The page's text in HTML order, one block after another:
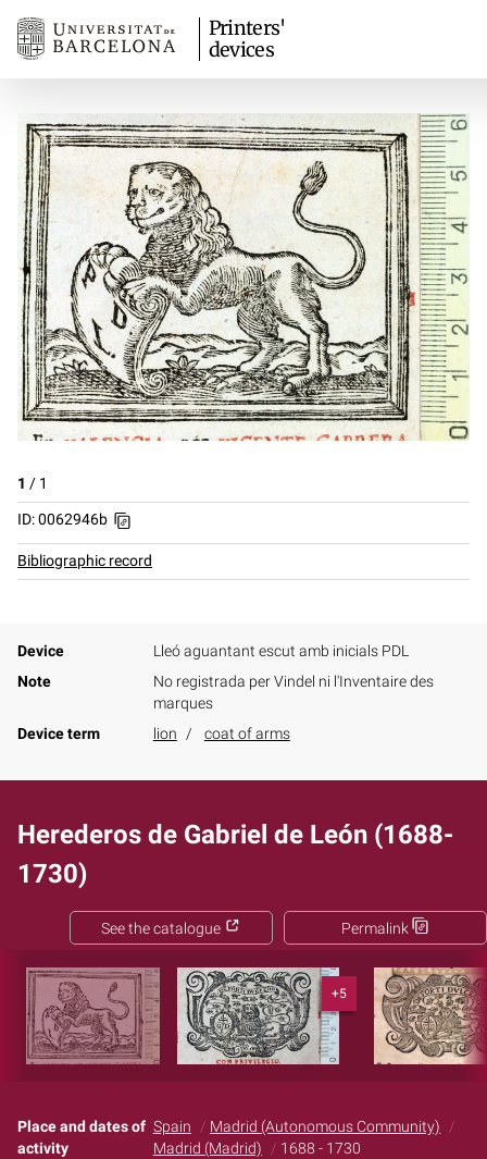
Printers'
devices
1 / 1
ID: 0062946b
Bibliographic record
Device
Lleó aguantant escut amb inicials PDL
Note
No registrada per Vindel ni l'Inventaire des
marques
Device term
lion coat of arms
Herederos de Gabriel de León (1688-
1730)
Permalink
See the catalogue
+5
Place and dates of
activity
Spain
Madrid (Autonomous Community)
Madrid (Madrid)
1688 - 1730